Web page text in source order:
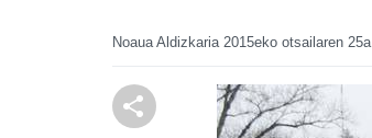
Noaua Aldizkaria 2015eko otsailaren 25a